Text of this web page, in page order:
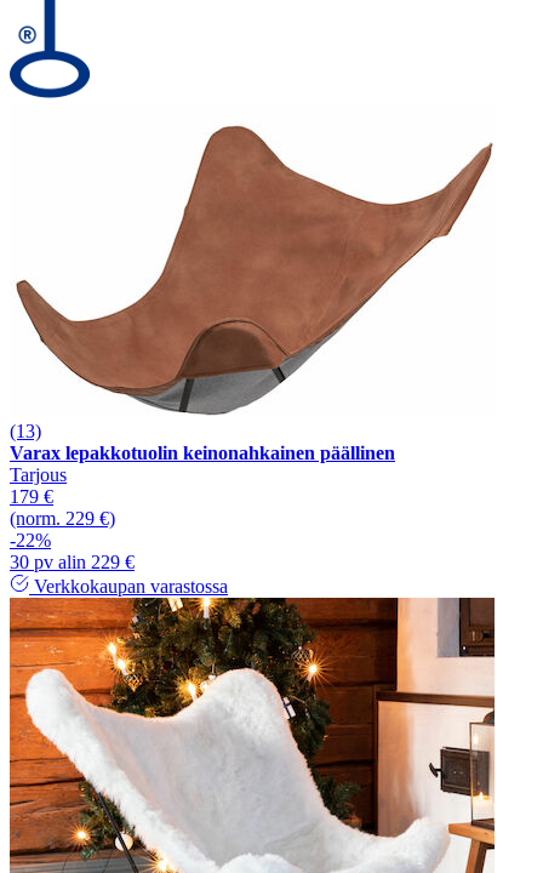
(13)
Varax lepakkotuolin keinonahkainen päällinen
Tarjous
179 €
(norm. 229 €)
-22%
30 pv alin 229 €
Verkkokaupan varastossa